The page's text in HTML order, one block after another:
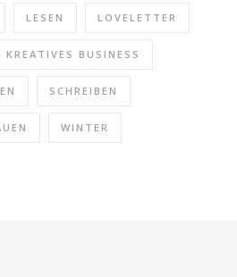
LESEN LOVELETTER
KREATIVES BUSINESS
SCHREIBEN
WINTER